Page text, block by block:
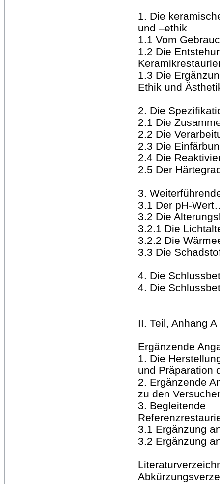
1. Die
und –ethik
1.1 Vom
1.2 Die
1.3 Die
Ethik und
2. Die
2.1 Die
2.2 Die
2.3 Die
2.4 Die
2.5 Der
3.
3.1 Der pH-
3.2 Die
3.2.1 Die
3.2.2 Die
3.3 Die
4. Die
4. Die
II. Teil, Anhang A
Ergänzende
1. Die
und
2. Ergänzende
zu den
3. Begleitende
3.1 Ergänzung
3.2 Ergänzung